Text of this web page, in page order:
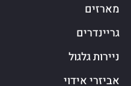
מארזים
גריינדרים
ניירות גלגול
אביזרי אידוי